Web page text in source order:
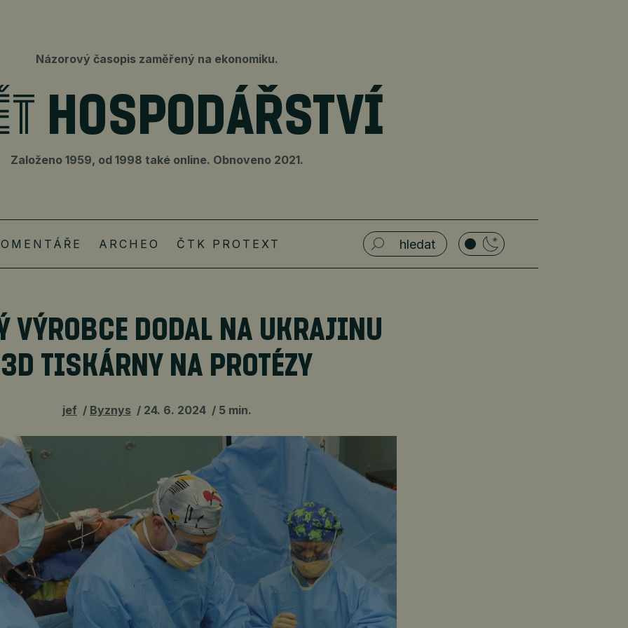
Názorový časopis zaměřený na ekonomiku.
Založeno 1959, od 1998 také online. Obnoveno 2021.
ARCHEO ČTK PROTEXT
VÝROBCE DODAL NA UKRAJINU
3D TISKÁRNY NA PROTÉZY
jef Byznys 24. 6. 2024 5 min.